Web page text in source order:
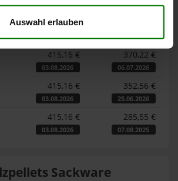
Auswahl erlauben
415,16 €
03.08.2026
370,22 €
06.07.2026
415,16 €
03.08.2026
352,56 €
25.06.2026
415,16 €
03.08.2026
285,55 €
07.08.2025
Sackware